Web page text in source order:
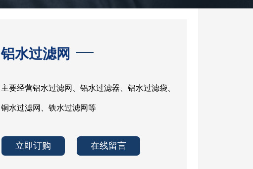
铝水过滤网
主要经营铝水过滤网、铝水过滤器、铝水过滤袋、
铜水过滤网、铁水过滤网等
立即订购 在线留言